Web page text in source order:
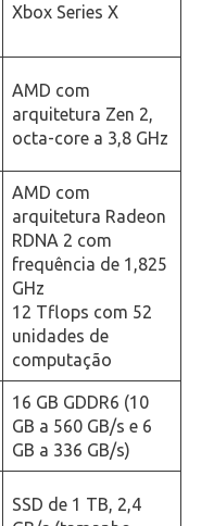
Xbox Series X
AMD com
arquitetura Zen 2,
octa-core a 3,8 GHz
AMD com
arquitetura Radeon
RDNA 2 com
frequência de 1,825
GHz
12 Tflops com 52
unidades de
computação
16 GB GDDR6 (10
GB a 560 GB/s e 6
GB a 336 GB/s)
SSD de 1 TB, 2,4